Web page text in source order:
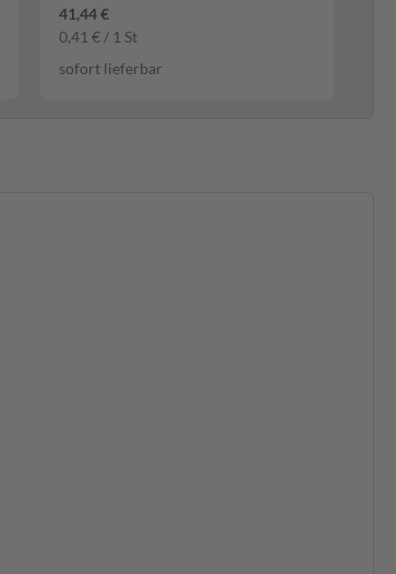
41,44 €
0,41 € / 1 St
sofort lieferbar